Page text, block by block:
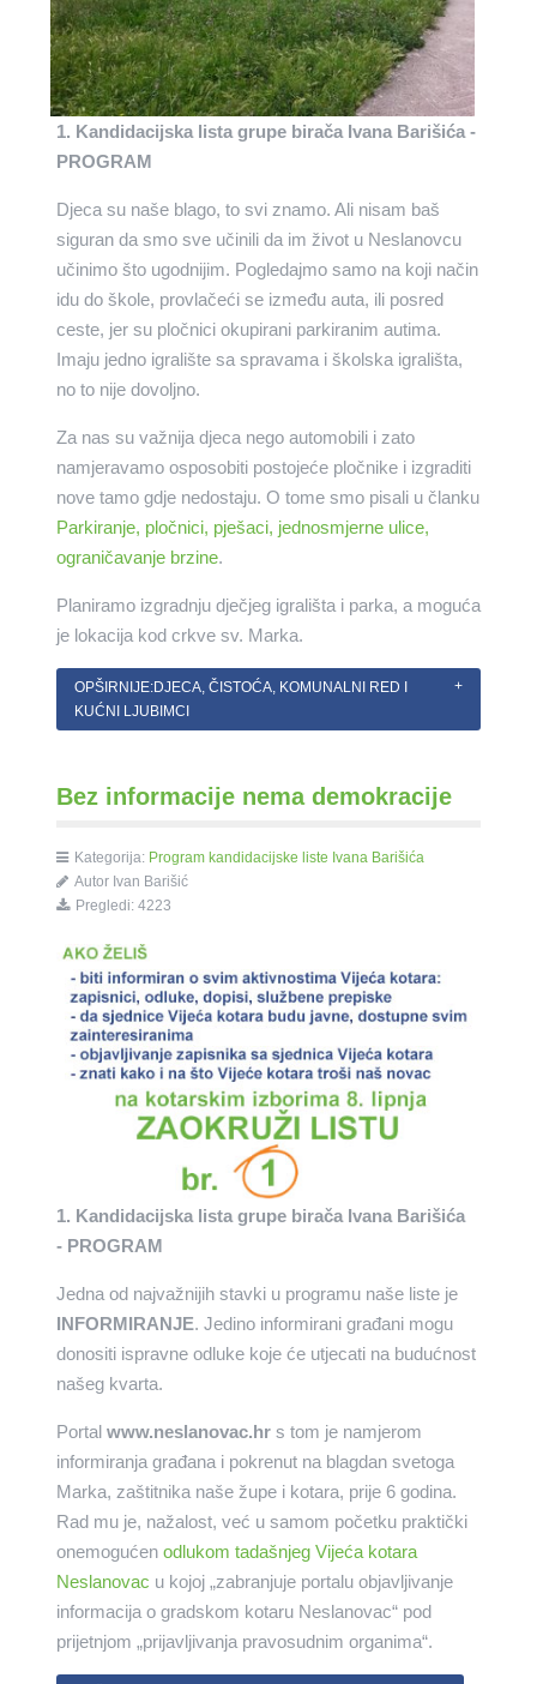
1. Kandidacijska lista grupe birača Ivana Barišića -
PROGRAM
Djeca su naše blago, to svi znamo. Ali nisam baš
siguran da smo sve učinili da im život u Neslanovcu
učinimo što ugodnijim. Pogledajmo samo na koji način
idu do škole, provlačeći se između auta, ili posred
ceste, jer su pločnici okupirani parkiranim autima.
Imaju jedno igralište sa spravama i školska igrališta,
no to nije dovoljno.
Za nas su važnija djeca nego automobili i zato
namjeravamo osposobiti postojeće pločnike i izgraditi
nove tamo gdje nedostaju. O tome smo pisali u članku
Parkiranje, pločnici, pješaci, jednosmjerne ulice,
ograničavanje brzine.
Planiramo izgradnju dječjeg igrališta i parka, a moguća
je lokacija kod crkve sv. Marka.
OPŠIRNIJE:DJECA, ČISTOĆA, KOMUNALNI RED I
KUĆNI LJUBIMCI
Bez informacije nema demokracije
Kategorija: Program kandidacijske liste Ivana Barišića
Autor Ivan Barišić
Pregledi: 4223
1. Kandidacijska lista grupe birača Ivana Barišića
- PROGRAM
Jedna od najvažnijih stavki u programu naše liste je
INFORMIRANJE. Jedino informirani građani mogu
donositi ispravne odluke koje će utjecati na budućnost
našeg kvarta.
Portal www.neslanovac.hrs tom je namjerom
informiranja građana i pokrenut na blagdan svetoga
Marka, zaštitnika naše župe i kotara, prije 6 godina.
Rad mu je, nažalost, već u samom početku praktički
onemogućen odlukom tadašnjeg Vijeća kotara
Neslanovac u kojoj „zabranjuje portalu objavljivanje
informacija o gradskom kotaru Neslanovac“ pod
prijetnjom „prijavljivanja pravosudnim organima“.